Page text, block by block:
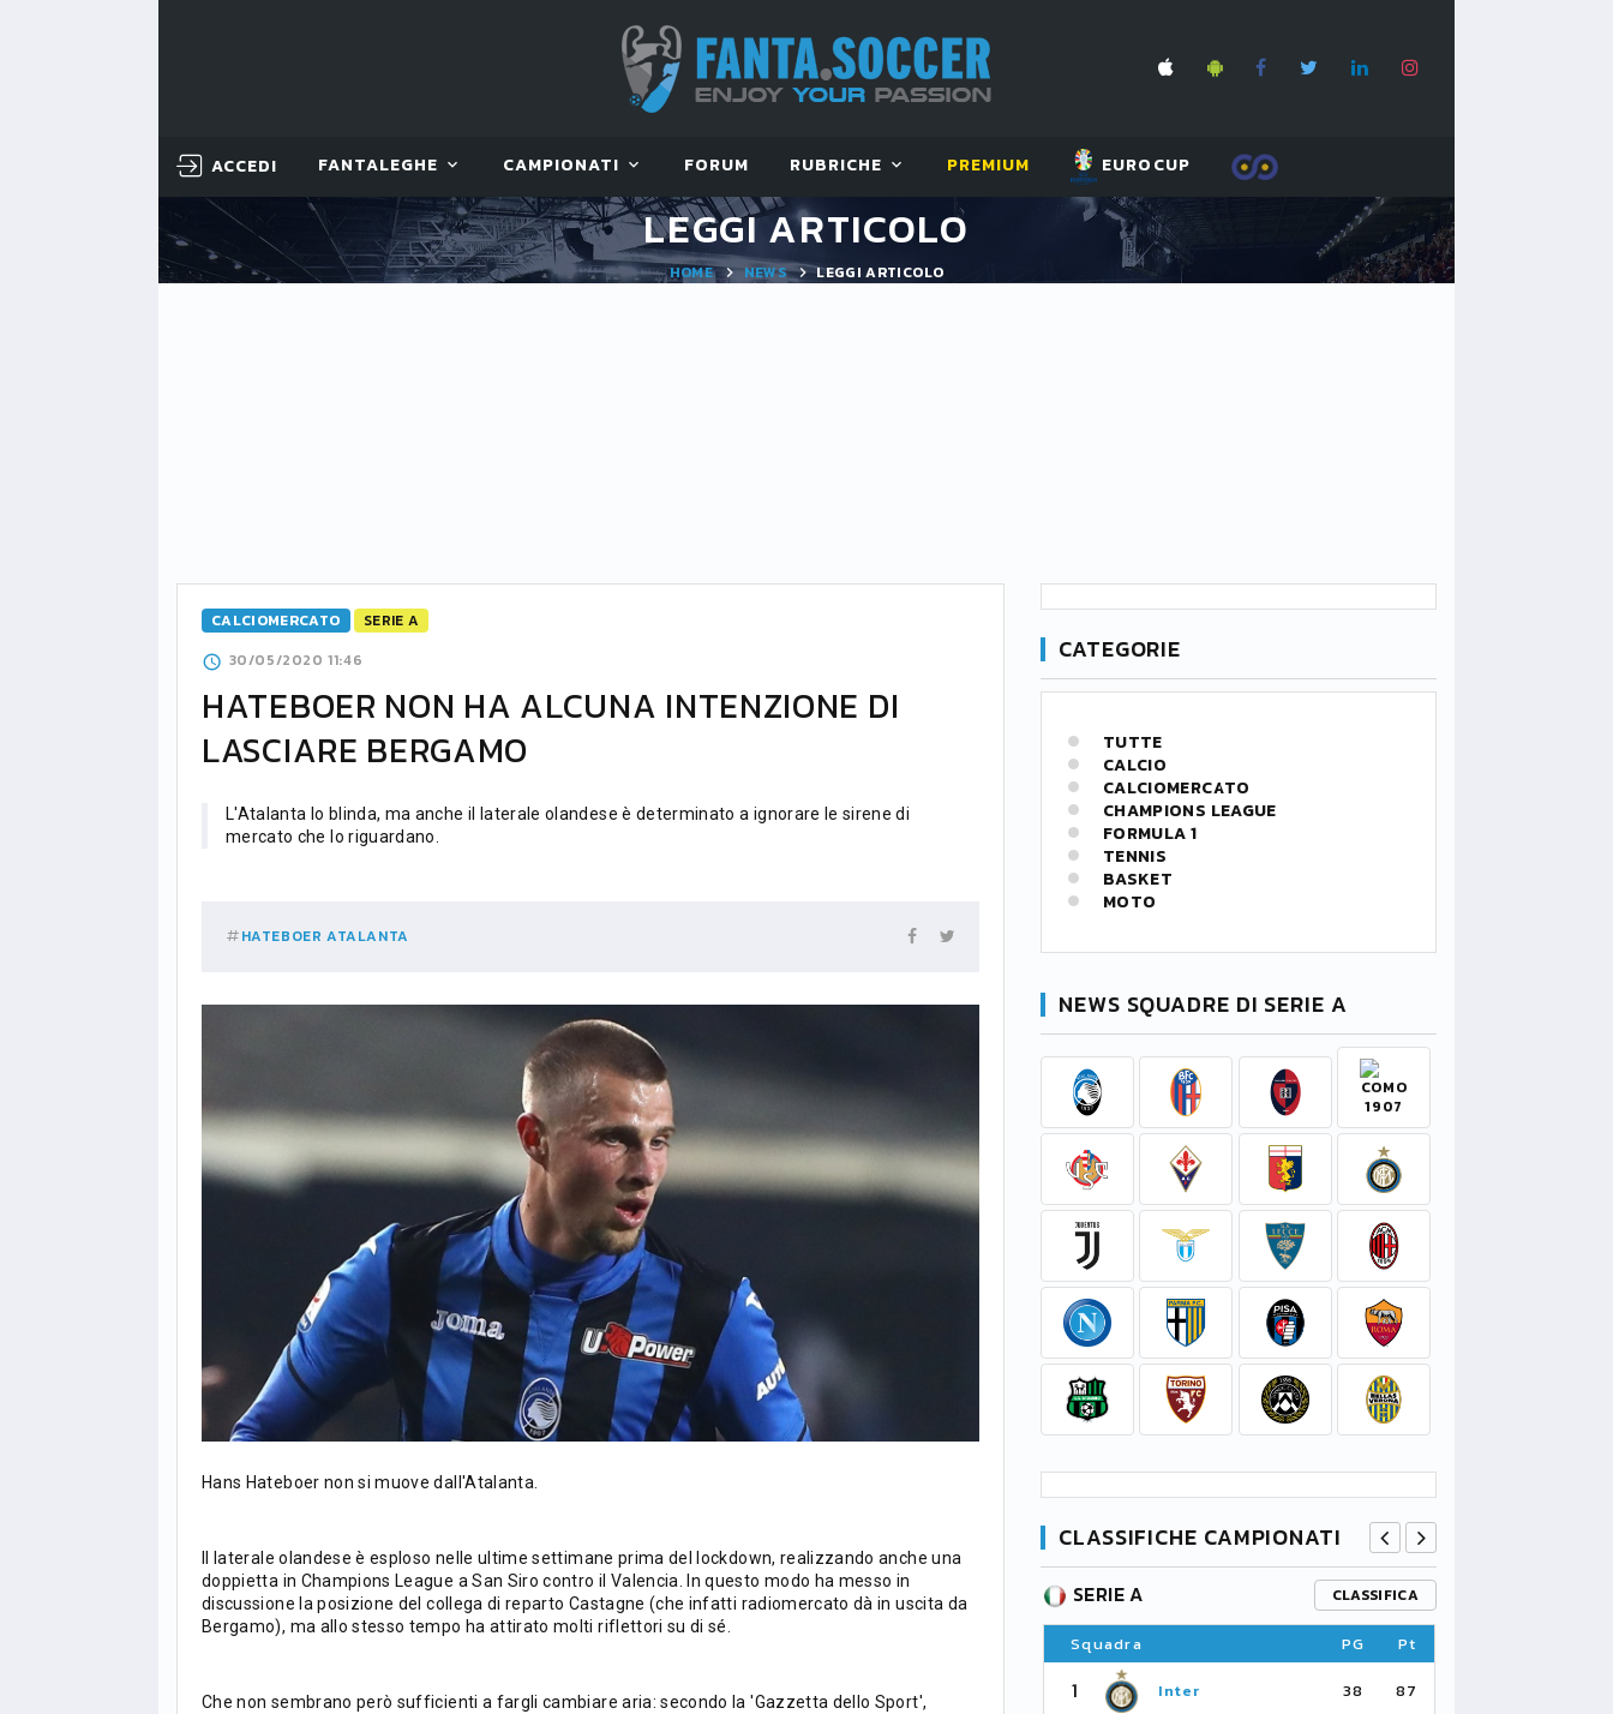
ACCEDI FANTALEGHE CAMPIONATI FORUM RUBRICHE PREMIUM EUROCUP
LEGGI ARTICOLO
HOME NEWS LEGGI ARTICOLO
CALCIOMERCATO
SERIE A
30/05/2020 11:46
HATEBOER NON HA ALCUNA INTENZIONE DI
LASCIARE BERGAMO
L'Atalanta lo blinda, ma anche il laterale olandese è determinato a ignorare le sirene di
mercato che lo riguardano.
HATEBOER ATALANTA
Hans Hateboer non si muove dall'Atalanta.
Il laterale olandese è esploso nelle ultime settimane prima del lockdown, realizzando anche una
doppietta in Champions League a San Siro contro il Valencia. In questo modo ha messo in
discussione la posizione del collega di reparto Castagne (che infatti radiomercato dà in uscita da
Bergamo), ma allo stesso tempo ha attirato molti riflettori su di sé.
Che non sembrano però sufficienti a fargli cambiare aria: secondo la 'Gazzetta dello Sport',
CATEGORIE
TUTTE
CALCIO
CALCIOMERCATO
CHAMPIONS LEAGUE
FORMULA 1
TENNIS
BASKET
MOTO
NEWS SQUADRE DI SERIE A
CLASSIFICHE CAMPIONATI
LIGUE1 CLASSIFICA
Squadra
1 PSG 76
SERIE B CLASSIFICA
1 Parma 38
SERIE A CLASSIFICA
Squadra PG Pt
1 Inter 38 87